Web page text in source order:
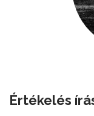
Értékelés